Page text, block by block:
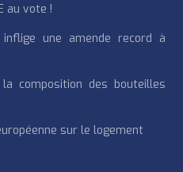
au vote !
inflige une amende record à
composition des bouteilles
sur le logement